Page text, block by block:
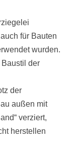
für Bauten
wurden.
der
der
außen mit
verziert,
herstellen